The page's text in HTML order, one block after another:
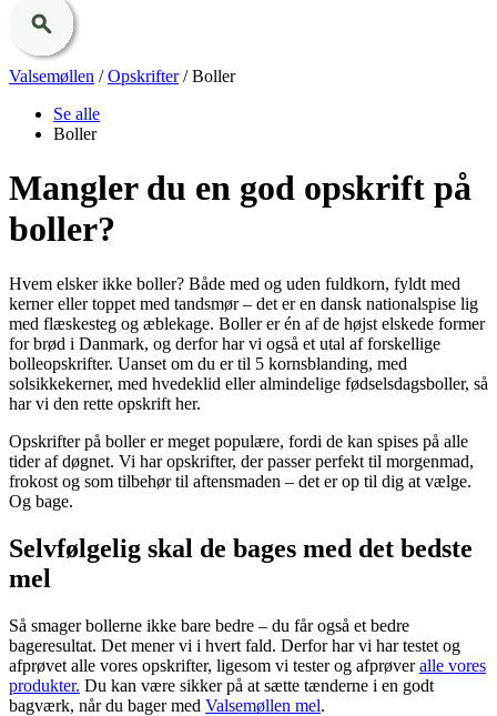
Valsemøllen /Opskrifter/Boller
Se alle
Boller
Mangler du en god opskrift på
boller?
Hvem elsker ikke boller? Både med og uden fuldkorn, fyldt med
kerner eller toppet med tandsmør – det er en dansk nationalspise lig
med flæskesteg og æblekage. Boller er én af de højst elskede former
for brød i Danmark, og derfor har vi også et utal af forskellige
bolleopskrifter. Uanset om du er til 5 kornsblanding, med
solsikkekerner, med hvedeklid eller almindelige fødselsdagsboller, så
har vi den rette opskrift her.
Opskrifter på boller er meget populære, fordi de kan spises på alle
tider af døgnet. Vi har opskrifter, der passer perfekt til morgenmad,
frokost og som tilbehør til aftensmaden – det er op til dig at vælge.
Og bage.
Selvfølgelig skal de bages med det bedste
mel
Så smager bollerne ikke bare bedre – du får også et bedre
bageresultat. Det mener vi i hvert fald. Derfor har vi har testet og
afprøvet alle vores opskrifter, ligesom vi tester og afprøveralle vores
produkter. Du kan være sikker på at sætte tænderne i en godt
bagværk, når du bager med Valsemøllen mel.